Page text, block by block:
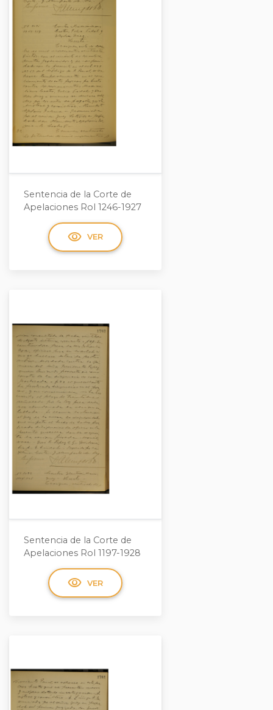
Sentencia de la Corte de
Apelaciones Rol 1246-1927
visibility VER
Sentencia de la Corte de
Apelaciones Rol 1197-1928
visibility VER